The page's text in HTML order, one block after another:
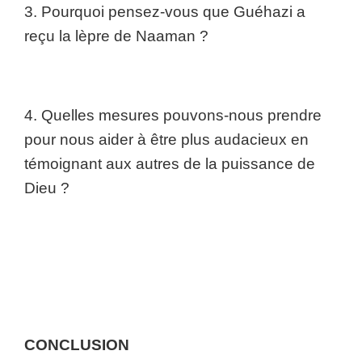
3. Pourquoi pensez-vous que Guéhazi a
reçu la lèpre de Naaman ?
4. Quelles mesures pouvons-nous prendre
pour nous aider à être plus audacieux en
témoignant aux autres de la puissance de
Dieu ?
CONCLUSION